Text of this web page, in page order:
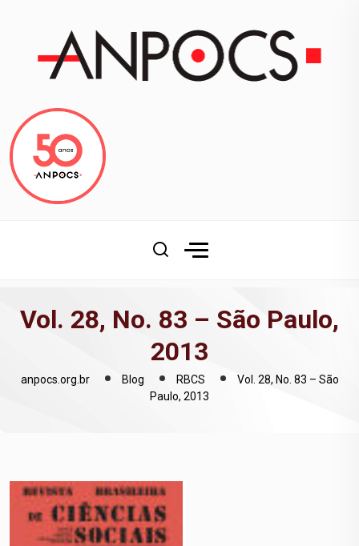
Vol. 28, No. 83 – São Paulo,
2013
anpocs.org.br Blog RBCS
Vol. 28, No. 83 – São
Paulo, 2013